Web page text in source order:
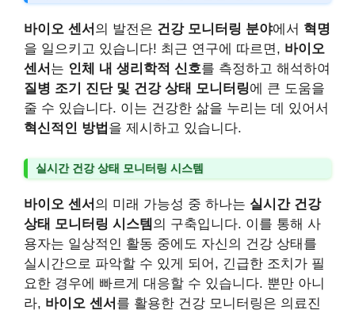
바이오 센서 의 발전은 건강 모니터링 분야에서 혁명
을 일으키고 있습니다! 최근 연구에 따르면, 바이오
센서 는 인체 내 생리학적 신호를 측정하고 해석하여
질병 조기 진단 및 건강 상태 모니터링에 큰 도움을
줄 수 있습니다. 이는 건강한 삶을 누리는 데 있어서
혁신적인 방법 을 제시하고 있습니다.
실시간 건강 상태 모니터링 시스템
바이오 센서 의 미래 가능성 중 하나는 실시간 건강
상태 모니터링 시스템 의 구축입니다. 이를 통해 사
용자는 일상적인 활동 중에도 자신의 건강 상태를
실시간으로 파악할 수 있게 되어, 긴급한 조치가 필
요한 경우에 빠르게 대응할 수 있습니다. 뿐만 아니
라, 바이오 센서 를 활용한 건강 모니터링은 의료진